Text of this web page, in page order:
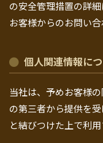
の安全管理措置の詳
お客様からのお問い
個人関連情報に
当社は、予めお客様
の第三者から提供を
と結びつけた上で利